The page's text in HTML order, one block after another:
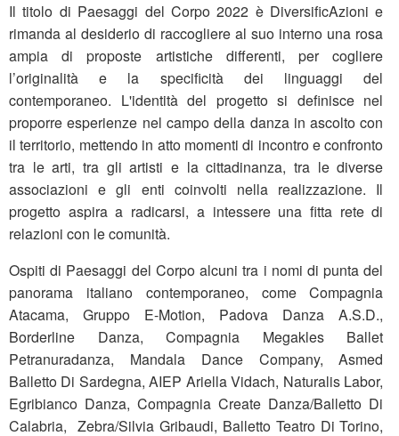
Il titolo di Paesaggi del Corpo 2022 è DiversificAzioni e
rimanda al desiderio di raccogliere al suo interno una rosa
ampia di proposte artistiche differenti, per cogliere
l’originalità e la specificità dei linguaggi del
contemporaneo. L'identità del progetto si definisce nel
proporre esperienze nel campo della danza in ascolto con
il territorio, mettendo in atto momenti di incontro e confronto
tra le arti, tra gli artisti e la cittadinanza, tra le diverse
associazioni e gli enti coinvolti nella realizzazione. Il
progetto aspira a radicarsi, a intessere una fitta rete di
relazioni con le comunità.
Ospiti di Paesaggi del Corpo alcuni tra i nomi di punta del
panorama italiano contemporaneo, come Compagnia
Atacama, Gruppo E-Motion, Padova Danza A.S.D.,
Borderline Danza, Compagnia Megakles Ballet
Petranuradanza, Mandala Dance Company, Asmed
Balletto Di Sardegna, AIEP Ariella Vidach, Naturalis Labor,
Egribianco Danza, Compagnia Create Danza/Balletto Di
Calabria, Zebra/Silvia Gribaudi, Balletto Teatro Di Torino,